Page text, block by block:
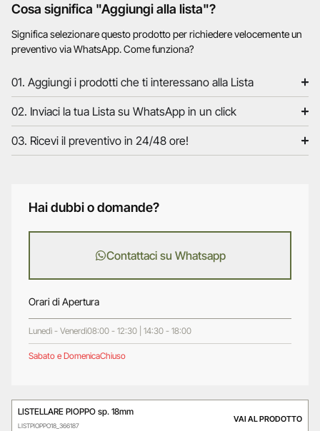
Cosa significa "Aggiungi alla lista"?
Significa selezionare questo prodotto per richiedere velocemente un
preventivo via WhatsApp. Come funziona?
01. Aggiungi i prodotti che ti interessano alla Lista
02. Inviaci la tua Lista su WhatsApp in un click
03. Ricevi il preventivo in 24/48 ore!
Hai dubbi o domande?
Contattaci su Whatsapp
Orari di Apertura
Lunedì - Venerdì08:00 - 12:30 | 14:30 - 18:00
Sabato e DomenicaChiuso
LISTELLARE PIOPPO sp. 18mm
LISTPIOPPO18_366187
VAI AL PRODOTTO